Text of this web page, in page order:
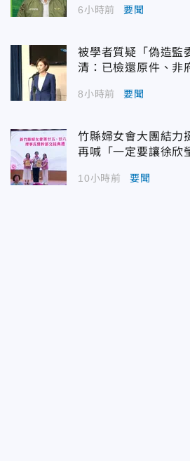
6小時前 要聞
被學者質疑「偽造
清：已檢還原件、非
8小時前 要聞
竹縣婦女會大團結
再喊「一定要讓徐欣
10小時前 要聞